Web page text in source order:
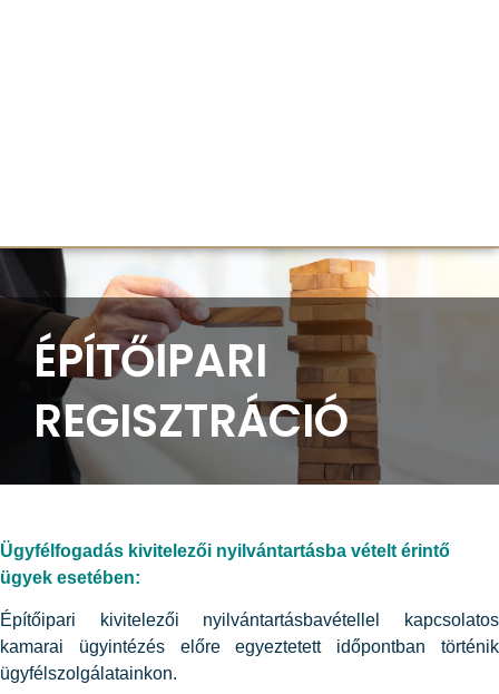
ÉPÍTŐIPARI
REGISZTRÁCIÓ
Ügyfélfogadás kivitelezői nyilvántartásba vételt érintő
ügyek esetében:
Építőipari kivitelezői nyilvántartásbavétellel kapcsolatos
kamarai ügyintézés előre egyeztetett időpontban történik
ügyfélszolgálatainkon.